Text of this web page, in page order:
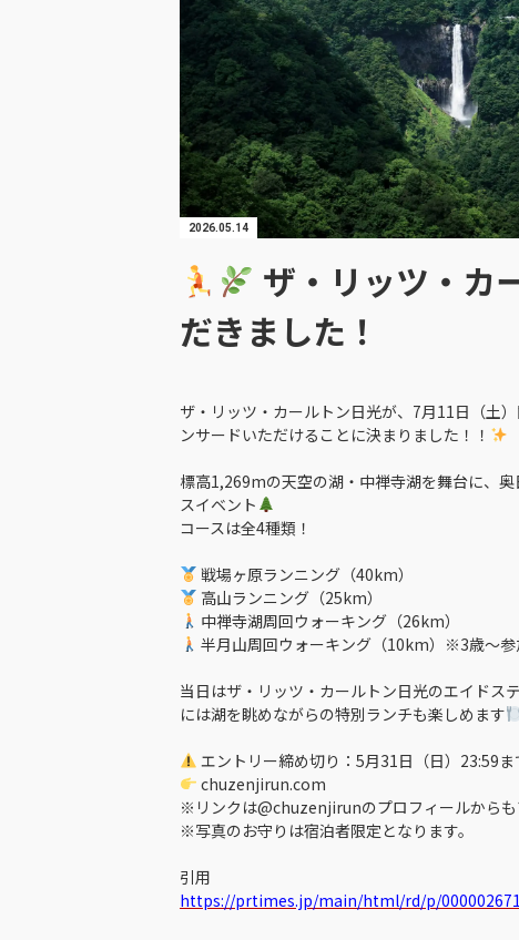
2026.05.14
ザ・リッツ・カ
だきました！
ザ・リッツ・カールトン日光が、7月11日（土
ンサードいただけることに決まりました！！
標高1,269mの天空の湖・中禅寺湖を舞台に、
スイベント
コースは全4種類！
戦場ヶ原ランニング（40km）
高山ランニング（25km）
中禅寺湖周回ウォーキング（26km）
半月山周回ウォーキング（10km）※3歳〜参
当日はザ・リッツ・カールトン日光のエイドス
には湖を眺めながらの特別ランチも楽しめます
エントリー締め切り：5月31日（日）23:59ま
chuzenjirun.com
※リンクは@chuzenjirunのプロフィールからも
※写真のお守りは宿泊者限定となります。
引用
https://prtimes.jp/main/html/rd/p/